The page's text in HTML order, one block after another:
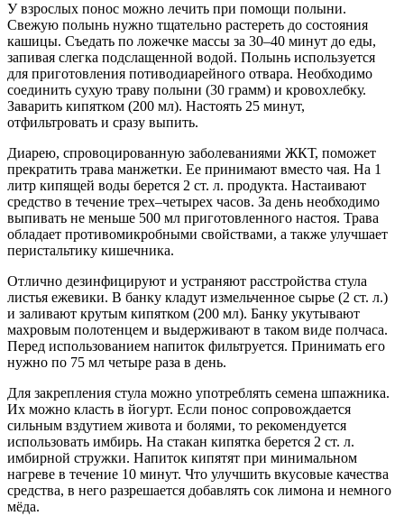
У взрослых понос можно лечить при помощи полыни.
Свежую полынь нужно тщательно растереть до состояния
кашицы. Съедать по ложечке массы за 30–40 минут до еды,
запивая слегка подслащенной водой. Полынь используется
для приготовления потиводиарейного отвара. Необходимо
соединить сухую траву полыни (30 грамм) и кровохлебку.
Заварить кипятком (200 мл). Настоять 25 минут,
отфильтровать и сразу выпить.
Диарею, спровоцированную заболеваниями ЖКТ, поможет
прекратить трава манжетки. Ее принимают вместо чая. На 1
литр кипящей воды берется 2 ст. л. продукта. Настаивают
средство в течение трех–четырех часов. За день необходимо
выпивать не меньше 500 мл приготовленного настоя. Трава
обладает противомикробными свойствами, а также улучшает
перистальтику кишечника.
Отлично дезинфицируют и устраняют расстройства стула
листья ежевики. В банку кладут измельченное сырье (2 ст. л.)
и заливают крутым кипятком (200 мл). Банку укутывают
махровым полотенцем и выдерживают в таком виде полчаса.
Перед использованием напиток фильтруется. Принимать его
нужно по 75 мл четыре раза в день.
Для закрепления стула можно употреблять семена шпажника.
Их можно класть в йогурт. Если понос сопровождается
сильным вздутием живота и болями, то рекомендуется
использовать имбирь. На стакан кипятка берется 2 ст. л.
имбирной стружки. Напиток кипятят при минимальном
нагреве в течение 10 минут. Что улучшить вкусовые качества
средства, в него разрешается добавлять сок лимона и немного
мёда.